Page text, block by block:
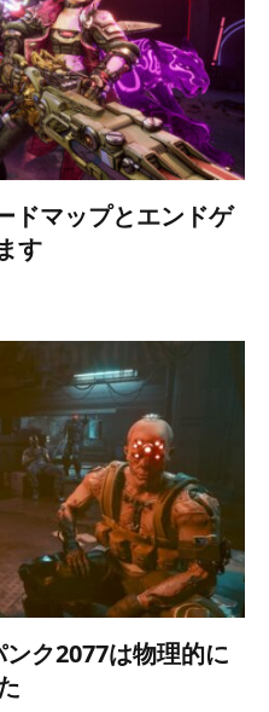
マップとエンドゲ
す
ク2077は物理的に